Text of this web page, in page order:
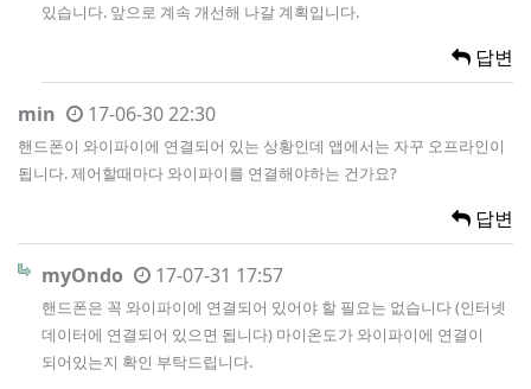
있습니다. 앞으로 계속 개선해 나갈 계획입니다.
답변
min 17-06-30 22:30
핸드폰이 와이파이에 연결되어 있는 상황인데 앱에서는 자꾸 오프라인이
됩니다. 제어할때마다 와이파이를 연결해야하는 건가요?
답변
myOndo 17-07-31 17:57
핸드폰은 꼭 와이파이에 연결되어 있어야 할 필요는 없습니다 (인터넷
데이터에 연결되어 있으면 됩니다) 마이온도가 와이파이에 연결이
되어있는지 확인 부탁드립니다.